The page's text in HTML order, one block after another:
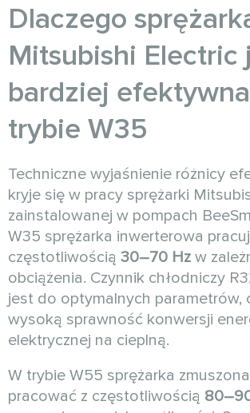
Dlaczego
Mitsubishi Electric
bardziej
trybie W35
Techniczne wyjaśnienie różnicy
kryje się w pracy sprężarki
zainstalowanej w pompach
W35 sprężarka inwerterowa
częstotliwością 30–70 Hz w
obciążenia. Czynnik chłodniczy
jest do optymalnych parametrów,
wysoką sprawność konwersji
elektrycznej na cieplną.
W trybie W55 sprężarka
pracować z częstotliwością